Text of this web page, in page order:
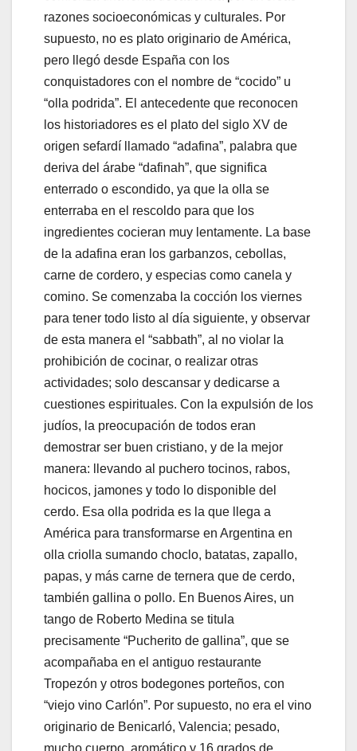
razones socioeconómicas y culturales. Por
supuesto, no es plato originario de América,
pero llegó desde España con los
conquistadores con el nombre de “cocido” u
“olla podrida”. El antecedente que reconocen
los historiadores es el plato del siglo XV de
origen sefardí llamado “adafina”, palabra que
deriva del árabe “dafinah”, que significa
enterrado o escondido, ya que la olla se
enterraba en el rescoldo para que los
ingredientes cocieran muy lentamente. La base
de la adafina eran los garbanzos, cebollas,
carne de cordero, y especias como canela y
comino. Se comenzaba la cocción los viernes
para tener todo listo al día siguiente, y observar
de esta manera el “sabbath”, al no violar la
prohibición de cocinar, o realizar otras
actividades; solo descansar y dedicarse a
cuestiones espirituales. Con la expulsión de los
judíos, la preocupación de todos eran
demostrar ser buen cristiano, y de la mejor
manera: llevando al puchero tocinos, rabos,
hocicos, jamones y todo lo disponible del
cerdo. Esa olla podrida es la que llega a
América para transformarse en Argentina en
olla criolla sumando choclo, batatas, zapallo,
papas, y más carne de ternera que de cerdo,
también gallina o pollo. En Buenos Aires, un
tango de Roberto Medina se titula
precisamente “Pucherito de gallina”, que se
acompañaba en el antiguo restaurante
Tropezón y otros bodegones porteños, con
“viejo vino Carlón”. Por supuesto, no era el vino
originario de Benicarló, Valencia; pesado,
mucho cuerpo, aromático y 16 grados de